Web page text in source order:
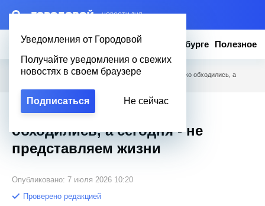
– НОВОСТИ ДНЯ
Уведомления от Городовой
Получайте уведомления о свежих
новостях в своем браузере
Подписаться Не сейчас
Новости Эксклюзив Вопросы о Петербурге Полезное
Городовой Новости Петербурга / Без чего в СССР легко обходились, а
Без чего в СССР легко
обходились, а сегодня - не
представляем жизни
Опубликовано: 7 июля 2026 10:20
Проверено редакцией